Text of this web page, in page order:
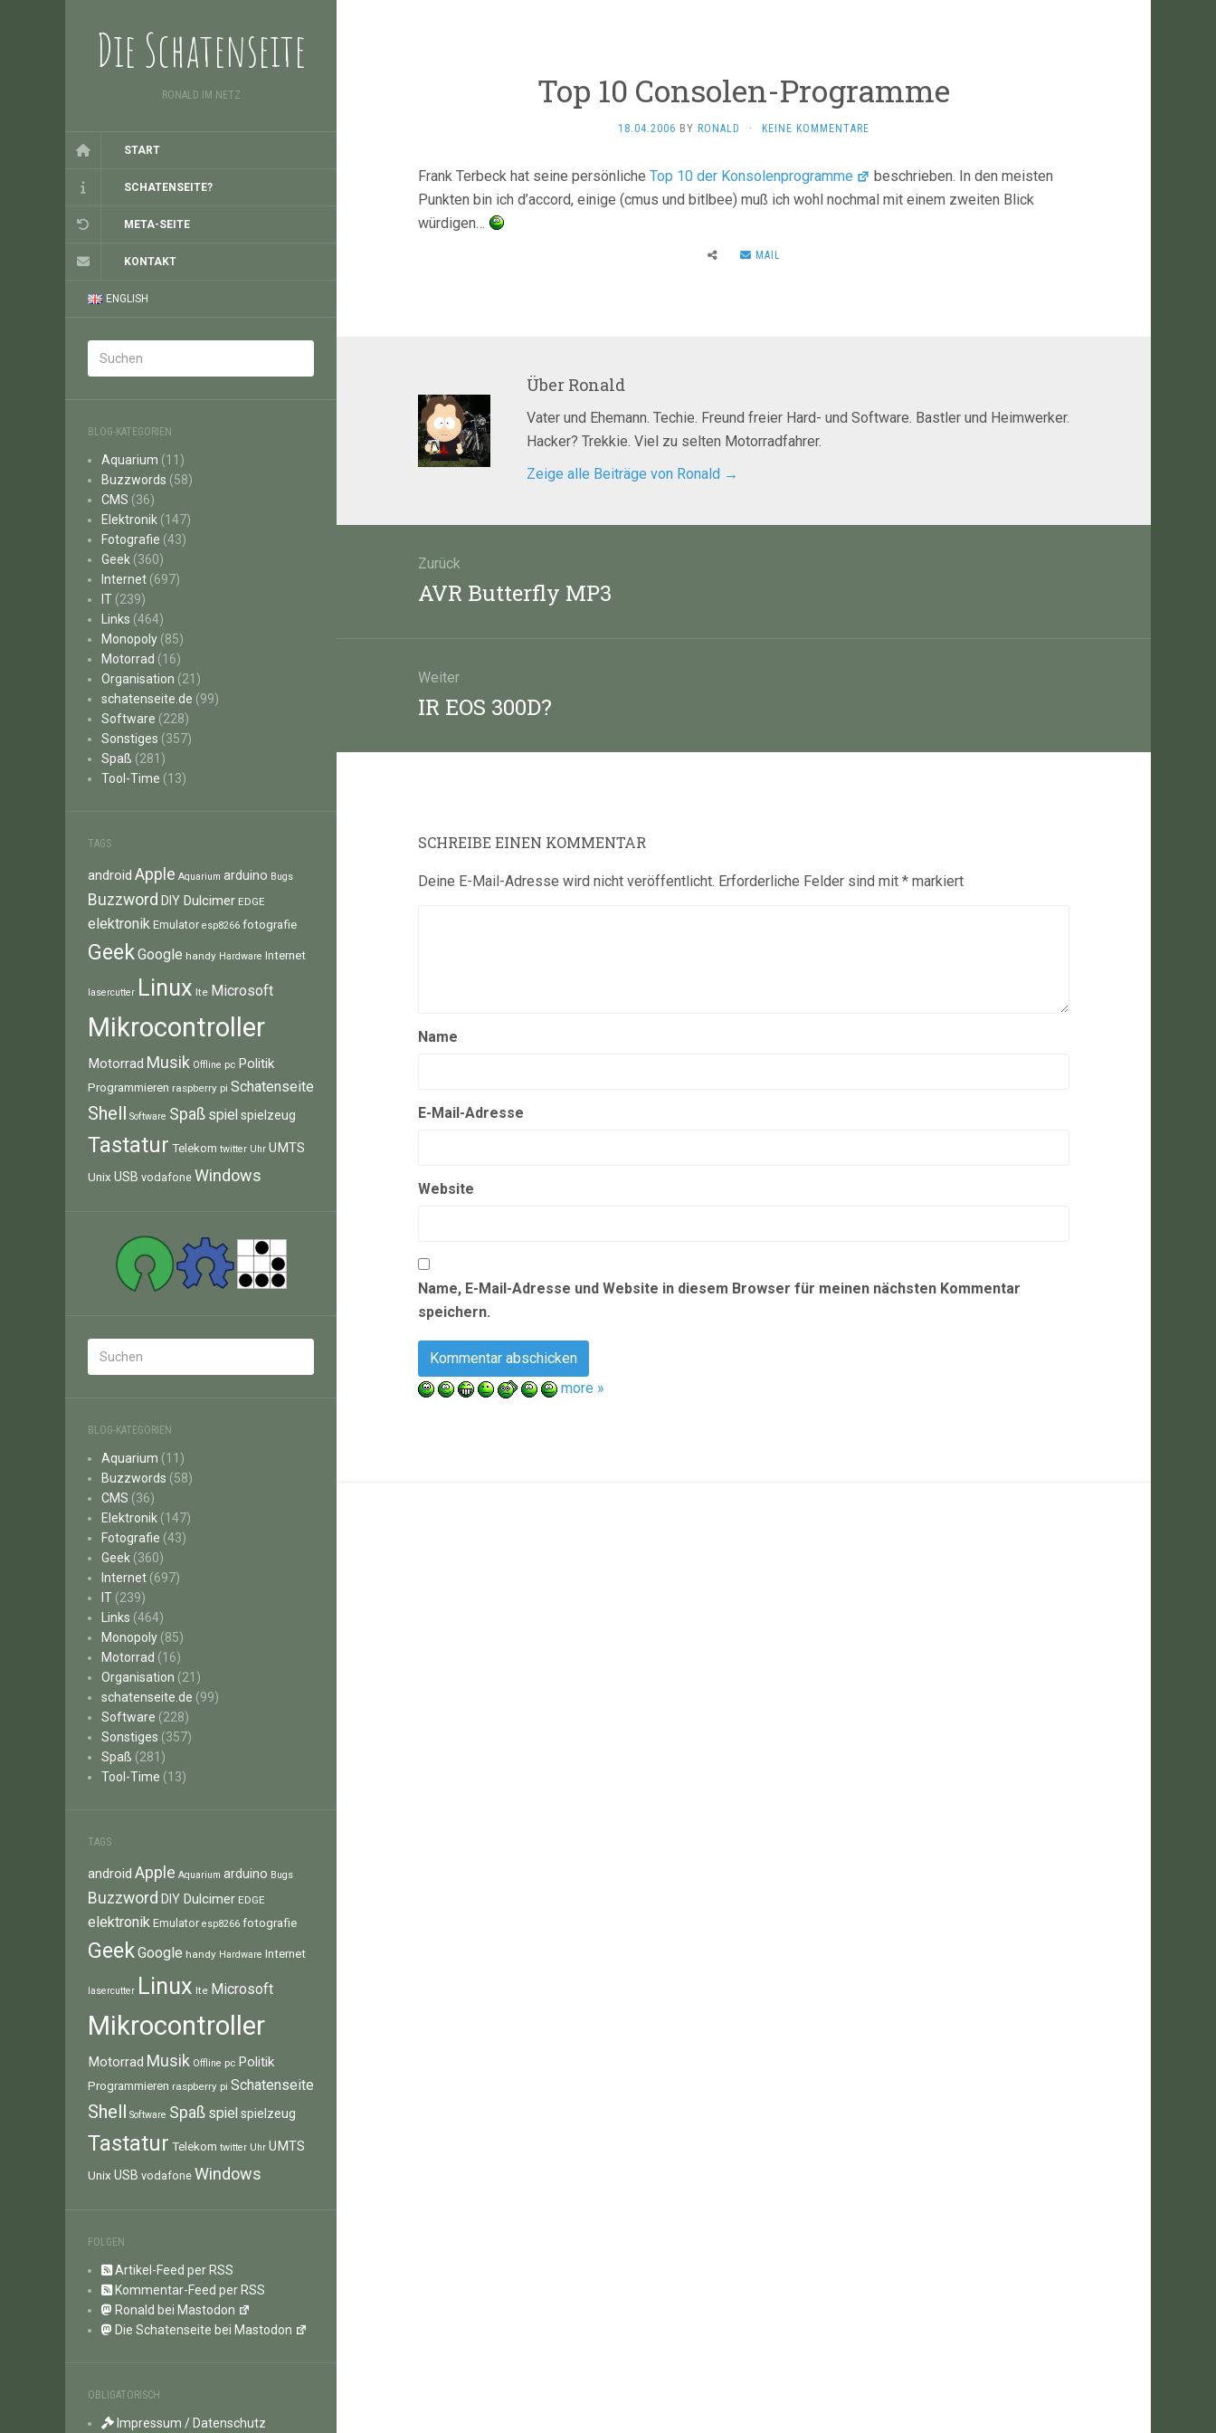
Die Schatenseite
RONALD IM NETZ
START
SCHATENSEITE?
META-SEITE
KONTAKT
ENGLISH
BLOG-KATEGORIEN
Aquarium (11)
Buzzwords (58)
CMS (36)
Elektronik (147)
Fotografie (43)
Geek (360)
Internet (697)
IT (239)
Links (464)
Monopoly (85)
Motorrad (16)
Organisation (21)
schatenseite.de (99)
Software (228)
Sonstiges (357)
Spaß (281)
Tool-Time (13)
TAGS
android Apple Aquarium arduino Bugs
Buzzword DIY Dulcimer EDGE
elektronik Emulator esp8266 fotografie
GeekGoogle handy Hardware Internet
lasercutter Linux lte Microsoft
Mikrocontroller
Motorrad Musik Offline pc Politik
Programmieren raspberry pi Schatenseite
Shell Software Spaß spiel spielzeug
Tastatur Telekom twitter Uhr UMTS
Unix USB vodafone Windows
BLOG-KATEGORIEN
Aquarium (11)
Buzzwords (58)
CMS (36)
Elektronik (147)
Fotografie (43)
Geek (360)
Internet (697)
IT (239)
Links (464)
Monopoly (85)
Motorrad (16)
Organisation (21)
schatenseite.de (99)
Software (228)
Sonstiges (357)
Spaß (281)
Tool-Time (13)
TAGS
android Apple Aquarium arduino Bugs
Buzzword DIY Dulcimer EDGE
elektronik Emulator esp8266 fotografie
GeekGoogle handy Hardware Internet
lasercutter Linux lte Microsoft
Mikrocontroller
Motorrad Musik Offline pc Politik
Programmieren raspberry pi Schatenseite
Shell Software Spaß spiel spielzeug
Tastatur Telekom twitter Uhr UMTS
Unix USB vodafone Windows
FOLGEN
Artikel-Feed per RSS
Kommentar-Feed per RSS
Ronald bei Mastodon
Die Schatenseite bei Mastodon
OBLIGATORISCH
Impressum / Datenschutz
Top 10 Consolen-Programme
18.04.2006 BY RONALD · KEINE KOMMENTARE
Frank Terbeck hat seine persönliche Top 10 der Konsolenprogramme
beschrieben. In den meisten
Punkten bin ich d’accord, einige (cmus und bitlbee) muß ich wohl nochmal mit einem zweiten Blick
würdigen…
MAIL
Über Ronald
Vater und Ehemann. Techie. Freund freier Hard- und Software. Bastler und Heimwerker.
Hacker? Trekkie. Viel zu selten Motorradfahrer.
Zeige alle Beiträge von Ronald →
Zurück
Vorheriger
AVR Butterfly MP3
Weiter
Nächster
IR EOS 300D?
SCHREIBE EINEN KOMMENTAR
Deine E-Mail-Adresse wird nicht veröffentlicht. Erforderliche Felder sind mit * markiert
Name
E-Mail-Adresse
Website
Name, E-Mail-Adresse und Website in diesem Browser für meinen nächsten Kommentar
speichern.
more »